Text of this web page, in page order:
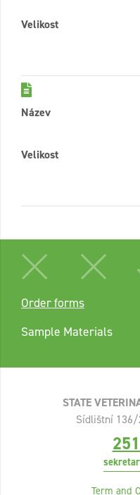
Velikost
Název
Velikost
Order forms
Sample Materials
STATE
Sídlištní 136/
Term and